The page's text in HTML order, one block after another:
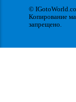
©
Копирование
запрещено.